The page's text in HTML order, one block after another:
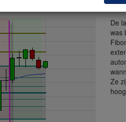
De
was
Ze